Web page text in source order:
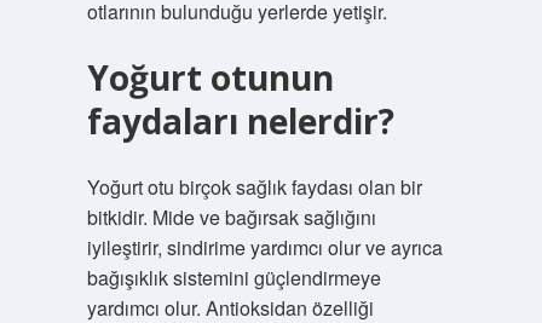
otlarının bulunduğu yerlerde yetişir.
Yoğurt otunun
faydaları nelerdir?
Yoğurt otu birçok sağlık faydası olan bir
bitkidir. Mide ve bağırsak sağlığını
iyileştirir, sindirime yardımcı olur ve ayrıca
bağışıklık sistemini güçlendirmeye
yardımcı olur. Antioksidan özelliği